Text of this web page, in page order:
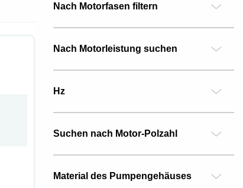
Nach Motorfasen filtern
Nach Motorleistung suchen
Hz
Suchen nach Motor-Polzahl
Material des Pumpengehäuses